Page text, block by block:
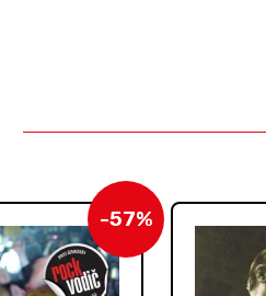
-57%